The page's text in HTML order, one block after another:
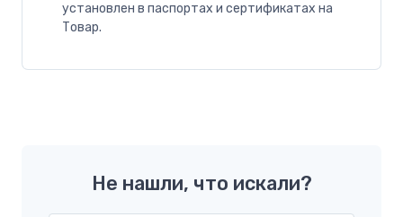
установлен в паспортах и сертификатах на
Товар.
Не нашли, что искали?